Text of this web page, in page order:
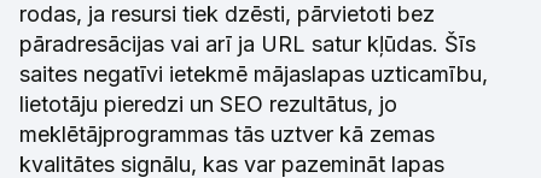
rodas, ja resursi tiek dzēsti, pārvietoti bez
pāradresācijas vai arī ja URL satur kļūdas. Šīs
saites negatīvi ietekmē mājaslapas uzticamību,
lietotāju pieredzi un SEO rezultātus, jo
meklētājprogrammas tās uztver kā zemas
kvalitātes signālu, kas var pazemināt lapas